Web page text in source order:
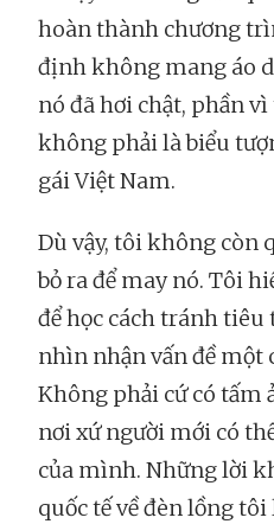
hoàn thành chương
định không mang áo
nó đã hơi chật, phần
không phải là biểu
gái Việt Nam.
Dù vậy, tôi không còn
bỏ ra để may nó. Tôi
để học cách tránh tiêu
nhìn nhận vấn đề một
Không phải cứ có tấm
nơi xứ người mới có
của mình. Những lời
quốc tế về đèn lồng